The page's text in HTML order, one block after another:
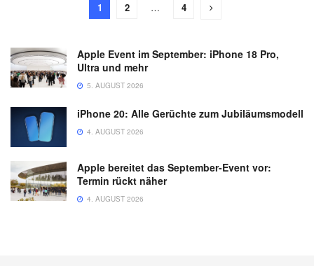
1 2 … 4
Apple Event im September: iPhone 18 Pro,
Ultra und mehr
5. AUGUST 2026
iPhone 20: Alle Gerüchte zum Jubiläumsmodell
4. AUGUST 2026
Apple bereitet das September-Event vor:
Termin rückt näher
4. AUGUST 2026